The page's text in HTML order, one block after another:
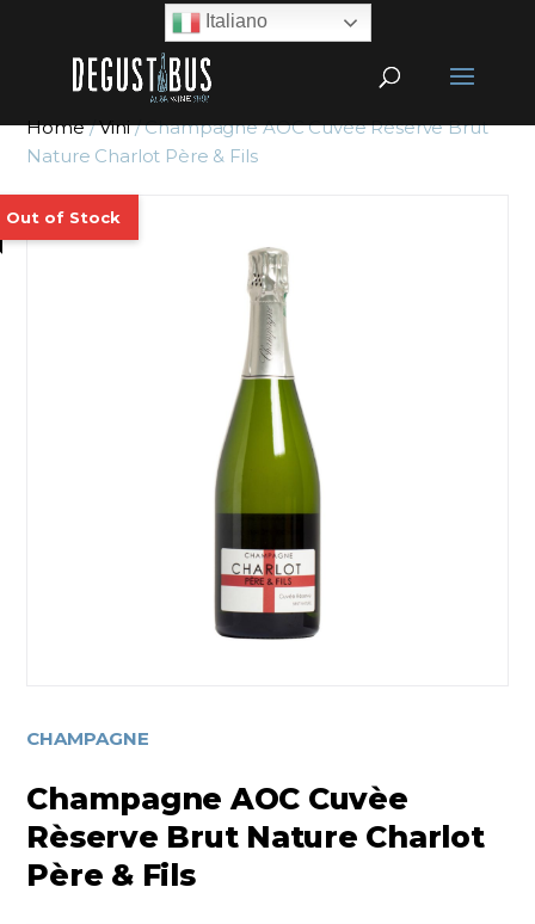
Home/Vini/ Champagne AOC Cuvèe Rèserve Brut
Nature Charlot Père & Fils
CHAMPAGNE
Champagne AOC Cuvèe
Rèserve Brut Nature Charlot
Père & Fils
Italiano